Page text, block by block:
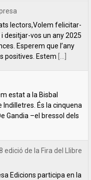
estat a la Bisbal
Indilletres. És la cinquena
Gandia –el bressol dels
edició de la Fira del Llibre
Edicions participa en la
se celebra a
Enguany, amb una
que paguen molt la
hi)
(o a desaprendre-